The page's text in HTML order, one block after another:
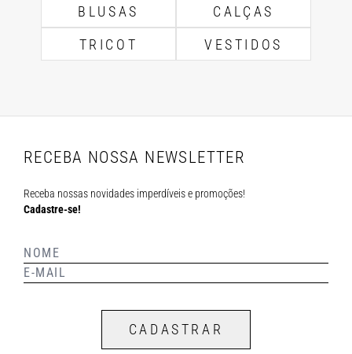
BLUSAS
CALÇAS
TRICOT
VESTIDOS
RECEBA NOSSA NEWSLETTER
Receba nossas novidades imperdíveis e promoções!
Cadastre-se!
CADASTRAR